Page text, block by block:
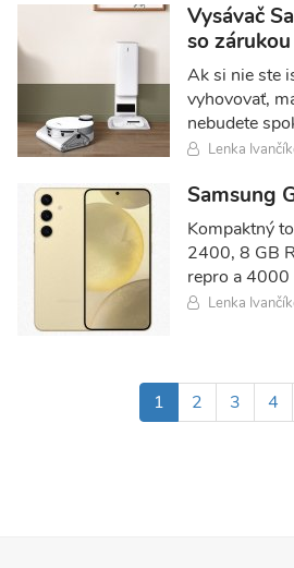
Vysávač
so
Ak si nie ste
vyhovovať,
nebudete
Lenka
Samsung
Kompaktný
2400, 8 GB
repro a
Lenka
Aktuálna
stránka
1 Page
2 Page
3 Page
4